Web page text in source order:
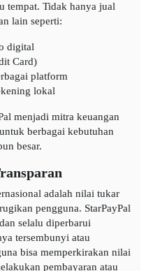
tempat. Tidak hanya jual
lain seperti:
digital
Card)
platform
lokal
menjadi mitra keuangan
berbagai kebutuhan
besar.
adalah nilai tukar
pengguna. StarPayPal
selalu diperbarui
tersembunyi atau
bisa memperkirakan nilai
pembayaran atau